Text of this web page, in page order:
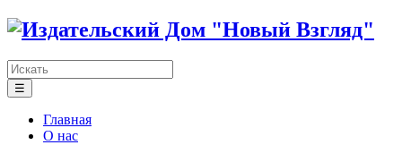
☰
Главная
О нас